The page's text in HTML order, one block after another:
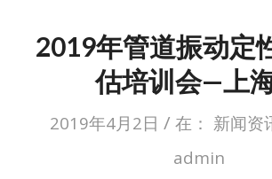
2019年管道振动定
估培训会—上
2019年4月2日 / 在： 新闻资
admin